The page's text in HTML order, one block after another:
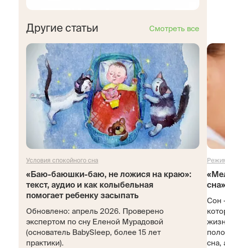
Другие статьи Смотреть все
Условия спокойного сна
«Баю-баюшки-баю, не ложися на краю»:
текст, аудио и как колыбельная
помогает ребенку засыпать
Обновлено: апрель 2026. Проверено
экспертом по сну Еленой Мурадовой
(основатель BabySleep, более 15 лет
практики).
Сон
сна,